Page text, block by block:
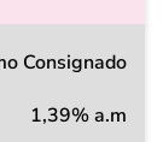
Consignado
1,39% a.m